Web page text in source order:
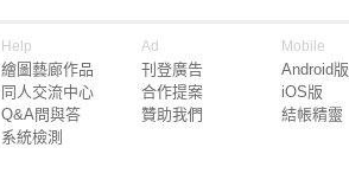
Help
繪圖藝廊作品
同人交流中心
Q&A問與答
系統檢測
Ad
刊登廣告
合作提案
贊助我們
Mobile
Android版
iOS版
結帳精靈